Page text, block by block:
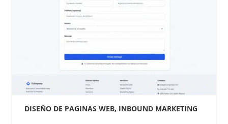
DISEÑO DE PAGINAS WEB, INBOUND MARKETING